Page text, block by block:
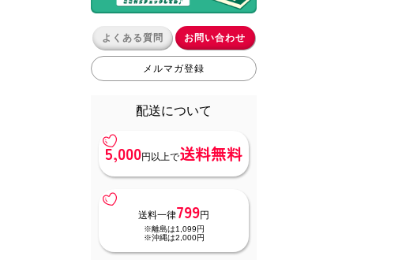
よくある質問 お問い合わせ
メルマガ登録
配送について
5,000円以上で送料無料
送料一律799円
※離島は1,099円
※沖縄は2,000円